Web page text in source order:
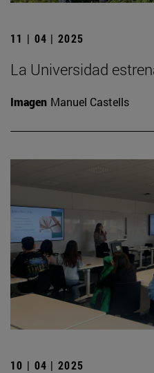
11 | 04 | 2025
La Universidad
Imagen Manuel Castells
10 | 04 | 2025